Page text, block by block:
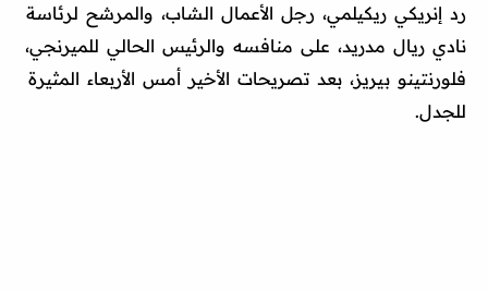
رد إنريكي ريكيلمي، رجل الأعمال الشاب، والمرشح لرئاسة
نادي ريال مدريد، على منافسه والرئيس الحالي للميرنجي،
فلورنتينو بيريز، بعد تصريحات الأخير أمس الأربعاء المثيرة
للجدل.